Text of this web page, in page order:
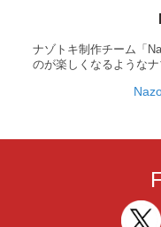
ナゾトキ制作チーム「
のが楽しくなるようなナ